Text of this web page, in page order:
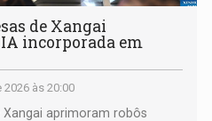
de Xangai
incorporada em
às 20:00
aprimoram robôs